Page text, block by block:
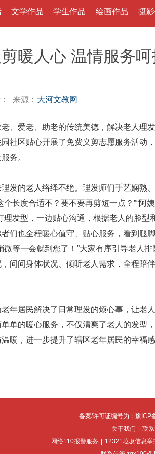
文学作品 学生作品 绘画作品 摄
暖人心 温情服务
来源： 大河文教网
爱老、助老的传统美德，解决老人理
社区贴心开展了免费义剪志愿服务活动
务。
的老人络绎不绝。理发师们手艺娴熟
长度合适不？要不要再剪短一点？”“阿
理发型，一边贴心沟通，根据老人的脸型
们也全程暖心值守、贴心服务，看到腿
等一会就到您了！”大家有序引导老人
问问身体状况、倾听老人需求，全程陪
居民解决了日常理发的烦心事，让老
单的暖心服务，不仅清爽了老人的发型
暖，进一步提升了辖区老年居民的幸福感
备案/许可证编号为：豫ICP
关于我们 | 联
网络110报警服务 | 12321垃圾信息举